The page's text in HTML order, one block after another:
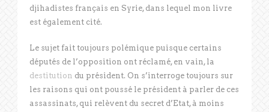
djihadistes français en Syrie, dans lequel mon livre
est également cité.
Le sujet fait toujours polémique puisque certains
députés de l’opposition ont réclamé, en vain, la
destitution du président. On s’interroge toujours sur
les raisons qui ont poussé le président à parler de ces
assassinats, qui relèvent du secret d’Etat, à moins